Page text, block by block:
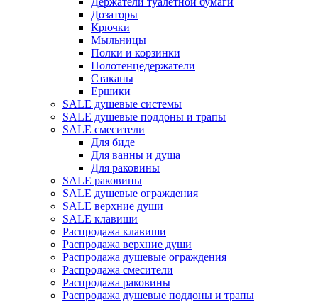
Дозаторы
Крючки
Мыльницы
Полки и корзинки
Полотенцедержатели
Стаканы
Ершики
SALE душевые системы
SALE душевые поддоны и трапы
SALE смесители
Для биде
Для ванны и душа
Для раковины
SALE раковины
SALE душевые ограждения
SALE верхние души
SALE клавиши
Распродажа клавиши
Распродажа верхние души
Распродажа душевые ограждения
Распродажа смесители
Распродажа раковины
Распродажа душевые поддоны и трапы